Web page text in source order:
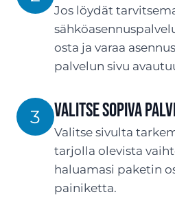
Jos löydät
osta ja varaa
palvelun sivu
3 Valitse sopiva
Valitse sivulta
tarjolla olevista
haluamasi paketin
painiketta.